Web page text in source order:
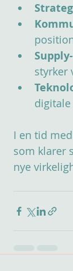
styrker
I en tid
som klarer
nye